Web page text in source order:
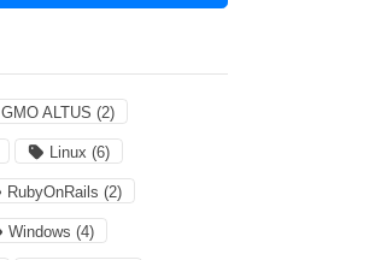
GMO ALTUS (2)
Linux (6)
RubyOnRails (2)
Windows (4)